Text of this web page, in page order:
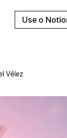
Use o
Vélez